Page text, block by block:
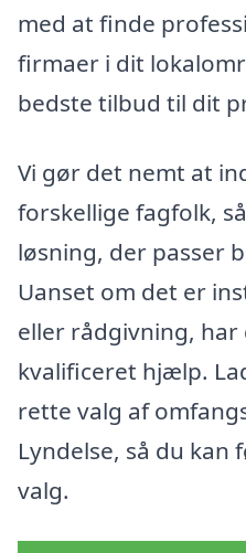
med at finde
firmaer i dit
bedste tilbud til dit
Vi gør det nemt at
forskellige fagfolk,
løsning, der passer
Uanset om det er
eller rådgivning,
kvalificeret hjælp.
rette valg af
Lyndelse, så du kan
valg.